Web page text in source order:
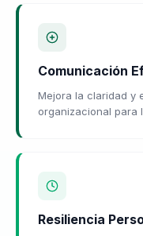
Comunicación
Mejora la claridad y
organizacional para
Resiliencia